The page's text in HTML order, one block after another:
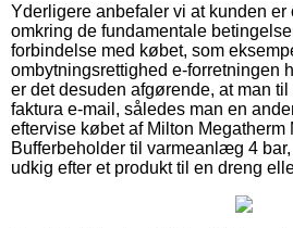
Yderligere anbefaler vi at kunden
omkring de fundamentale
forbindelse med købet, som
ombytningsrettighed e-forretningen
er det desuden afgørende, at man
faktura e-mail, således man en
eftervise købet af Milton Megatherm
Bufferbeholder til varmeanlæg 4
udkig efter et produkt til en dreng